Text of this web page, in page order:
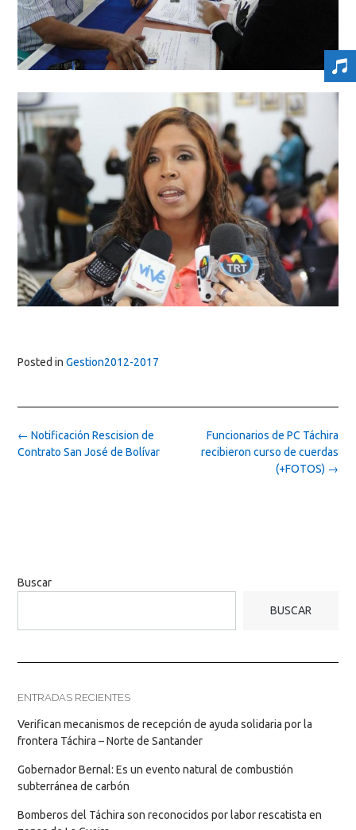
Posted in Gestion2012-2017
Post
navigation
Funcionarios de PC Táchira
recibieron curso de cuerdas
(+FOTOS) →
← Notificación Rescision de
Contrato San José de Bolívar
Buscar
BUSCAR
ENTRADAS RECIENTES
Verifican mecanismos de recepción de ayuda solidaria por la
frontera Táchira – Norte de Santander
Gobernador Bernal: Es un evento natural de combustión
subterránea de carbón
Bomberos del Táchira son reconocidos por labor rescatista en